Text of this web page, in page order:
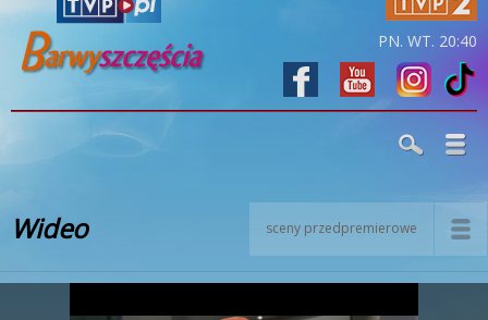
PN. WT. 20:40
Wideo sceny przedpremierowe